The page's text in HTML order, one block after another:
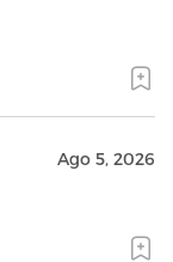
Ago 5, 2026